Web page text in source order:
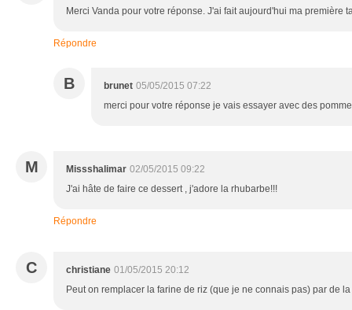
Merci Vanda pour votre réponse. J'ai fait aujourd'hui ma première
Répondre
B brunet 05/05/2015 07:22
merci pour votre réponse je vais essayer avec des
M Missshalimar 02/05/2015 09:22
J'ai hâte de faire ce dessert , j'adore la rhubarbe!!!
Répondre
C christiane 01/05/2015 20:12
Peut on remplacer la farine de riz (que je ne connais pas) par de